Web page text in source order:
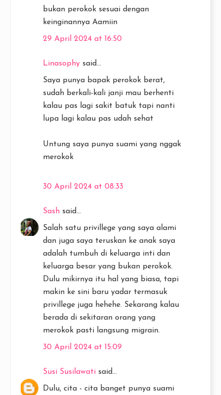
bukan perokok sesuai dengan
keinginannya Aamiin
29 April 2024 at 16:50
Linasophy said...
Saya punya bapak perokok berat,
sudah berkali-kali janji mau berhenti
kalau pas lagi sakit batuk tapi nanti
lupa lagi kalau pas udah sehat
Untung saya punya suami yang nggak
merokok
30 April 2024 at 08:33
Sash said...
Salah satu privillege yang saya alami
dan juga saya teruskan ke anak saya
adalah tumbuh di keluarga inti dan
keluarga besar yang bukan perokok.
Dulu mikirnya itu hal yang biasa, tapi
makin ke sini baru yadar termasuk
privillege juga hehehe. Sekarang kalau
berada di sekitaran orang yang
merokok pasti langsung migrain.
30 April 2024 at 15:09
Susi Susilawati said...
Dulu, cita - cita banget punya suami